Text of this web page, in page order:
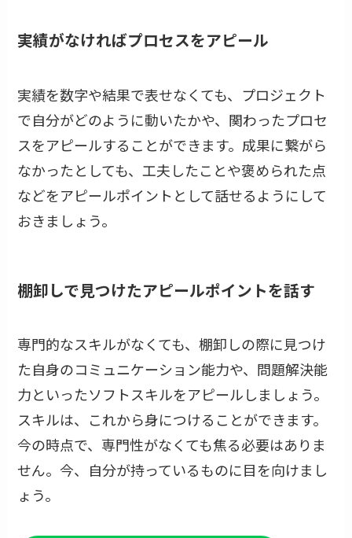
実績がなければプロセスをアピール
実績を数字や結果で表せなくても、プロジェクト
で自分がどのように動いたかや、関わったプロセ
スをアピールすることができます。成果に繋がら
なかったとしても、工夫したことや褒められた点
などをアピールポイントとして話せるようにして
おきましょう。
棚卸しで見つけたアピールポイントを話す
専門的なスキルがなくても、棚卸しの際に見つけ
た自身のコミュニケーション能力や、問題解決能
力といったソフトスキルをアピールしましょう。
スキルは、これから身につけることができます。
今の時点で、専門性がなくても焦る必要はありま
せん。今、自分が持っているものに目を向けまし
ょう。